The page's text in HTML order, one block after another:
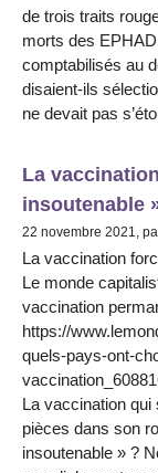
de trois traits
morts des
comptabilisés au
disaient-ils
ne devait pas
La
insoutenable
22 novembre 2021,
La vaccination
Le monde
vaccination
https://
quels-pays-ont-
La vaccination qui
pièces dans son
insoutenable » ?